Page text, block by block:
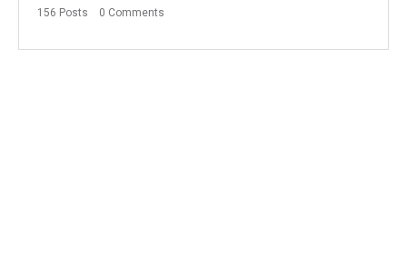
156 Posts 0 Comments